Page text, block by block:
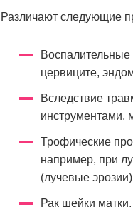
Различают следующие
цервиците,
Вследствие
инструментами,
Трофические
например, при
(лучевые
Рак шейки матки.